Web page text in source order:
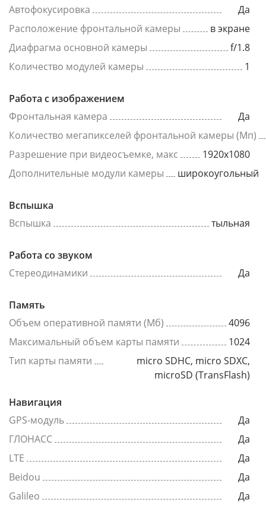
Автофокусировка
Да
Расположение фронтальной камеры
в экране
Диафрагма основной камеры
f/1.8
Количество модулей камеры
1
Работа с изображением
Фронтальная камера
Да
Количество мегапикселей фронтальной камеры (Мп)
Разрешение при видеосъемке, макс
1920x1080
Дополнительные модули камеры
широкоугольный
Вспышка
Вспышка
тыльная
Работа со звуком
Стереодинамики
Да
Память
Объем оперативной памяти (Мб)
4096
Максимальный объем карты памяти
1024
Тип карты памяти
micro SDHC, micro SDXC,
microSD (TransFlash)
Навигация
GPS-модуль
Да
ГЛОНАСС
Да
LTE
Да
Beidou
Да
Galileo
Да